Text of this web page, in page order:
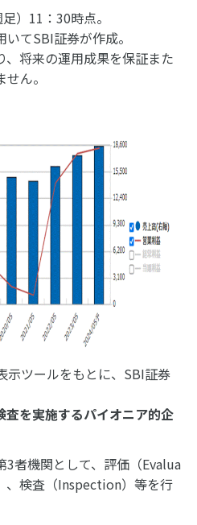
）11：30時点。
てSBI証券が作成。
将来の運用成果を保証また
ん。
ツールをもとに、SBI証券
を実施するパイオニア的企
者機関として、評価（Evalua
検査（Inspection）等を行